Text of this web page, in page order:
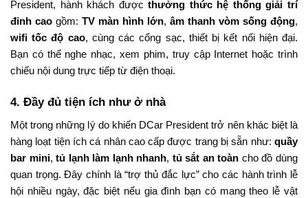
President, hành khách đượcthưởng thức hệ thống giải trí
đỉnh cao gồm: TV màn hình lớn, âm thanh vòm sống động,
wifi tốc độ cao, cùng các cổng sạc, thiết bị kết nối hiện đại.
Bạn có thể nghe nhạc, xem phim, truy cập Internet hoặc trình
chiếu nội dung trực tiếp từ điện thoại.
4. Đầy đủ tiện ích như ở nhà
Một trong những lý do khiến DCar President trở nên khác biệt là
hàng loạt tiện ích cá nhân cao cấp được trang bị sẵn như: quầy
bar mini,tủ lạnh làm lạnh nhanh, tủ sắt an toàn cho đồ dùng
quan trọng. Đây chính là “trợ thủ đắc lực” cho các hành trình lễ
hội nhiều ngày, đặc biệt nếu gia đình bạn có mang theo lễ vật